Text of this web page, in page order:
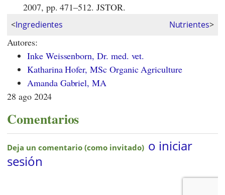
2007, pp. 471–512. JSTOR.
<Ingredientes Nutrientes>
Autores:
Inke Weissenborn, Dr. med. vet.
Katharina Hofer, MSc Organic Agriculture
Amanda Gabriel, MA
28 ago 2024
Comentarios